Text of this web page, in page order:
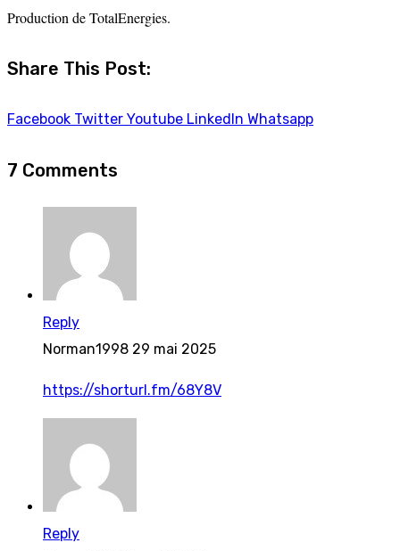
Production de TotalEnergies.
Share This Post:
Facebook Twitter Youtube LinkedIn Whatsapp
7 Comments
Reply
Norman1998 29 mai 2025
https://shorturl.fm/68Y8V
Reply